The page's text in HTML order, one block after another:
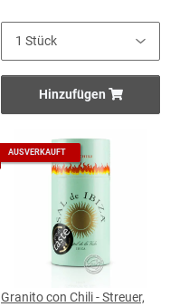
Hinzufügen
AUSVERKAUFT
Granito con Chili - Streuer,